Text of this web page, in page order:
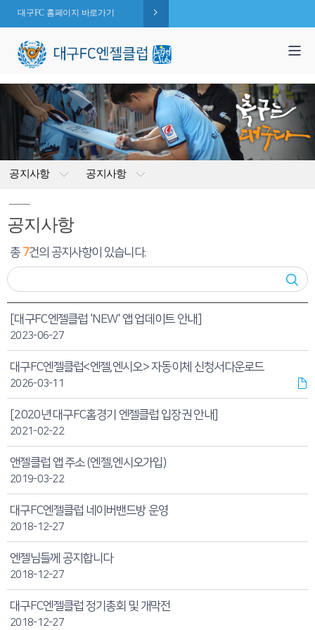
대구FC 홈페이지 바로가기
공지사항 공지사항
공지사항
총 7건의 공지사항이 있습니다.
[대구FC엔젤클럽 'NEW' 앱 업데이트 안내]
2023-06-27
대구FC엔젤클럽<엔젤,엔시오> 자동이체 신청서다운로드
2026-03-11
[2020년 대구FC홈경기 엔젤클럽 입장권 안내]
2021-02-22
앤젤클럽 앱 주소 (엔젤,엔시오가입)
2019-03-22
대구FC엔젤클럽 네이버밴드방 운영
2018-12-27
엔젤님들께 공지합니다
2018-12-27
대구FC엔젤클럽 정기총회 및 개막전
2018-12-27